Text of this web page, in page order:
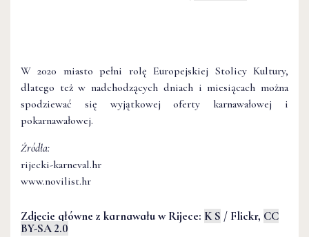
W 2020 miasto pełni rolę Europejskiej Stolicy Kultury,
dlatego też w nadchodzących dniach i miesiącach można
spodziewać się wyjątkowej oferty karnawałowej i
pokarnawałowej.
Źródła:
rijecki-karneval.hr
www.novilist.hr
Zdjęcie główne z karnawału w Rijece: K S / Flickr, CC
BY-SA 2.0